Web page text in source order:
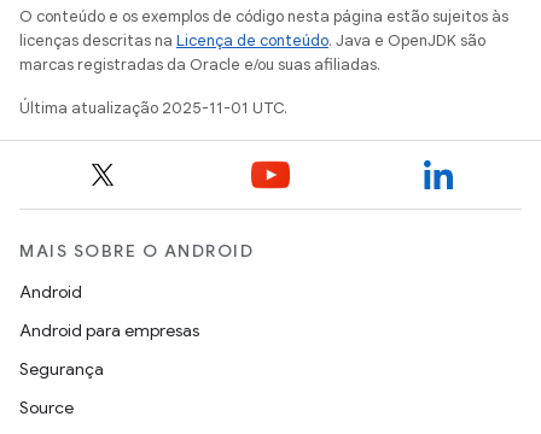
O conteúdo e os exemplos de código nesta página estão sujeitos às
licenças descritas na Licença de conteúdo. Java e OpenJDK são
marcas registradas da Oracle e/ou suas afiliadas.
Última atualização 2025-11-01 UTC.
MAIS SOBRE O ANDROID
Android
Android para empresas
Segurança
Source